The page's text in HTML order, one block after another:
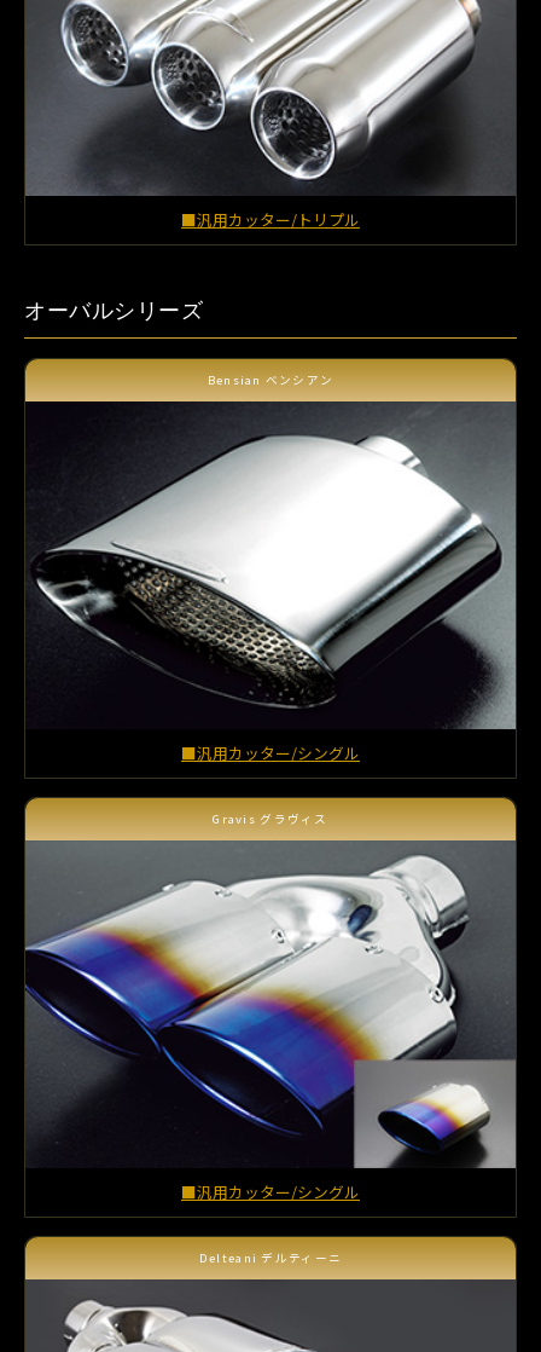
■汎用カッター/トリプル
オーバルシリーズ
Bensian ベンシアン
■汎用カッター/シングル
Gravis グラヴィス
■汎用カッター/シングル
Delteani デルティーニ